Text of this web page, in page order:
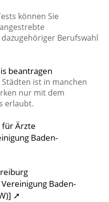
können Sie
Berufswahl
beantragen
ist in manchen
nur mit dem
erlaubt.
für Ärzte
Baden-
Baden-
➚